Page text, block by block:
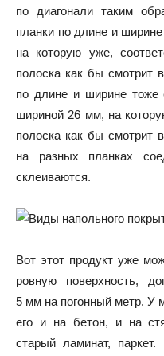
по диагонали таким
планки по длине и
на которую уже,
полоска как бы смотрит
по длине и ширине тоже
шириной 26 мм, на
полоска как бы смотрит
на разных планках
склеиваются.
Вот этот продукт уже
ровную поверхность,
5 мм на погонный метр. У
его и на бетон, и на
старый ламинат,